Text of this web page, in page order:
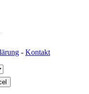
- Kontakt